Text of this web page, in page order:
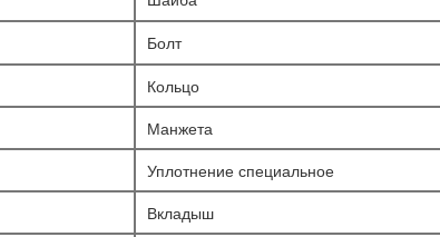
Болт
Кольцо
Манжета
Уплотнение специальное
Вкладыш